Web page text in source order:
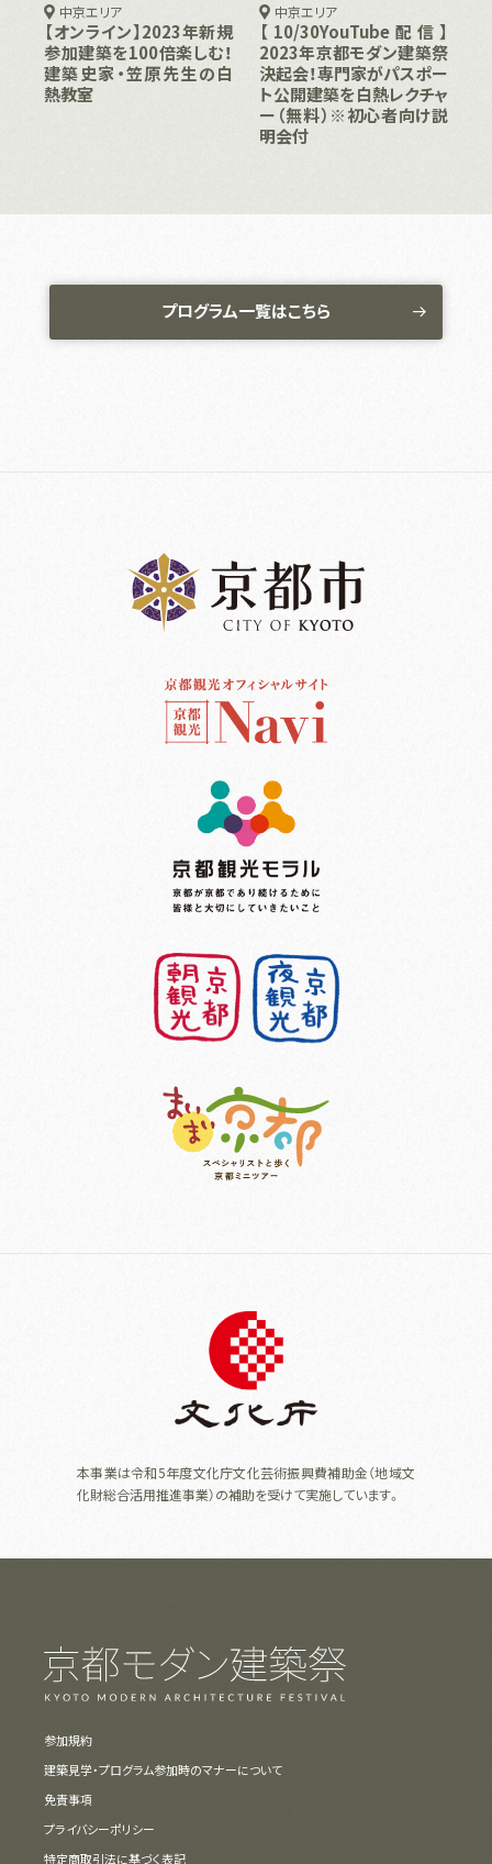
中京エリア
【オンライン】2023年新規
参加建築を100倍楽しむ！
建築史家・笠原先生の白
熱教室
中京エリア
【10/30YouTube配信】
2023年京都モダン建築祭
決起会！専門家がパスポー
ト公開建築を白熱レクチャ
ー（無料）※初心者向け説
明会付
プログラム一覧はこちら
本事業は令和5年度文化庁文化芸術振興費補助金（地域文
化財総合活用推進事業）の補助を受けて実施しています。
参加規約
建築見学・プログラム参加時のマナーについて
免責事項
プライバシーポリシー
特定商取引法に基づく表記